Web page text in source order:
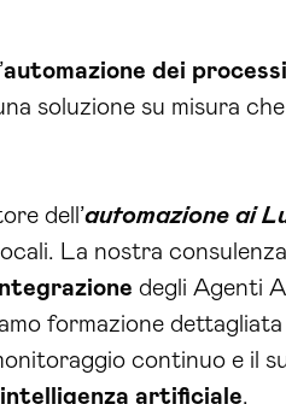
automazione dei processi
soluzione su misura
dell’automazione ai
La nostra
degli Agenti
formazione
continuo e il
intelligenza artificiale.